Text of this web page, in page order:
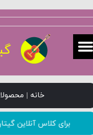
حساب کاربری من
تغییر گذر واژه
خروج از حساب کاربری
خانه |
​​​​​​​برای کلاس آنلاین